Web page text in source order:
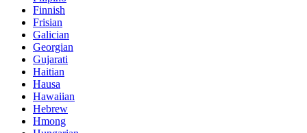
Finnish
Frisian
Galician
Georgian
Gujarati
Haitian
Hausa
Hawaiian
Hebrew
Hmong